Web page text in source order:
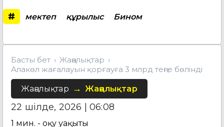
# мектеп құрылыс Бином
Басты бет
Жаңалықтар
Алакөл жағалауын қорғауға 3 млрд теңге бөлінді
Жаңалықтар Жаңалықтар
22 шілде, 2026 | 06:08
1 мин. - оқу уақыты